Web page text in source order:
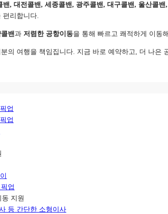
밴, 대전콜밴, 세종콜밴, 광주콜밴, 대구콜밴, 울산콜밴,
리합니다.
밴과 저렴한 공항이동을 통해 빠르고 쾌적하게 이동
의 여행을 책임집니다. 지금 바로 예약하고, 더 나은
업
업
업
지원
등 간단한 소형이사